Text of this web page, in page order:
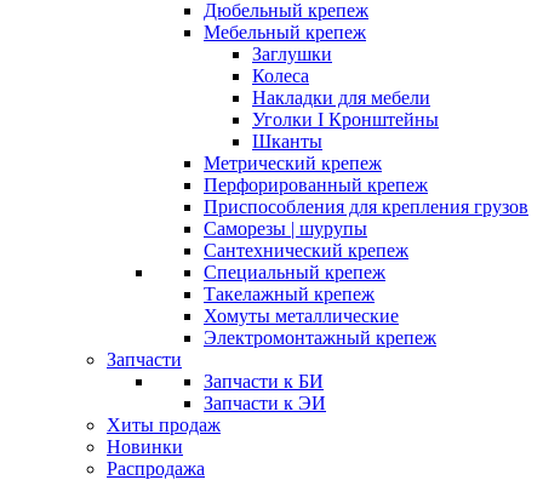
Дюбельный крепеж
Мебельный крепеж
Заглушки
Колеса
Накладки для мебели
Уголки I Кронштейны
Шканты
Метрический крепеж
Перфорированный крепеж
Приспособления для крепления грузов
Саморезы | шурупы
Сантехнический крепеж
Специальный крепеж
Такелажный крепеж
Хомуты металлические
Электромонтажный крепеж
Запчасти
Запчасти к БИ
Запчасти к ЭИ
Хиты продаж
Новинки
Распродажа